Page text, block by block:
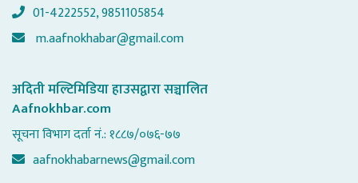
01-4222552, 9851105854
m.aafnokhabar@gmail.com
अदिती मल्टिमिडिया हाउसद्वारा सञ्चालित
Aafnokhbar.com
सूचना विभाग दर्ता नं.: १८८७/०७६-७७
aafnokhabarnews@gmail.com